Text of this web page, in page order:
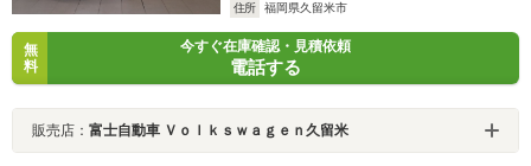
住所
福岡県久留米市
無
料
今すぐ在庫確認・見積依頼
電話する
販売店： 富士自動車 Ｖｏｌｋｓｗａｇｅｎ久留米